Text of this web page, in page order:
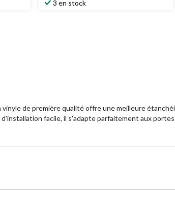
3 en stock
de première qualité offre une meilleure
facile, il s'adapte parfaitement aux portes